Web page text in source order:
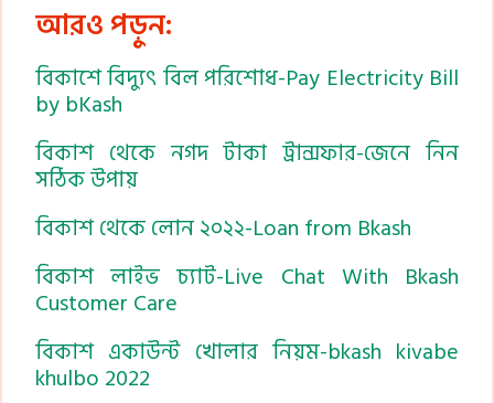
আরও পড়ুন:
বিকাশে বিদ্যুৎ বিল পরিশোধ-Pay Electricity Bill
by bKash
বিকাশ থেকে নগদ টাকা ট্রান্সফার-জেনে নিন
সঠিক উপায়
বিকাশ থেকে লোন ২০২২-Loan from Bkash
বিকাশ লাইভ চ্যাট-Live Chat With Bkash
Customer Care
বিকাশ একাউন্ট খোলার নিয়ম-bkash kivabe
khulbo 2022